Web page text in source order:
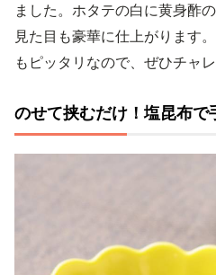
ました。ホタテの白に黄身酢
見た目も豪華に仕上がります
もピッタリなので、ぜひチャ
のせて挟むだけ！塩昆布で